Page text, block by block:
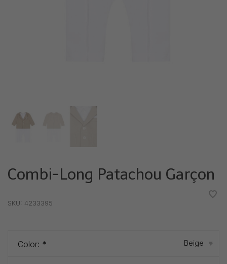
Combi-Long Patachou Garçon
SKU: 4233395
Color: * Beige ▾